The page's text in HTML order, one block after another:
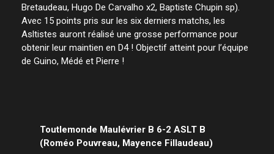
Bretaudeau, Hugo De Carvalho x2, Baptiste Chupin sp).
Avec 15 points pris sur les six derniers matchs, les
Asltistes auront réalisé une grosse performance pour
obtenir leur maintien en D4 ! Objectif atteint pour l’équipe
de Guino, Médé et Pierre !
Toutlemonde Maulévrier B 6-2 ASLT B
(Roméo Pouvreau, Mayence Fillaudeau)